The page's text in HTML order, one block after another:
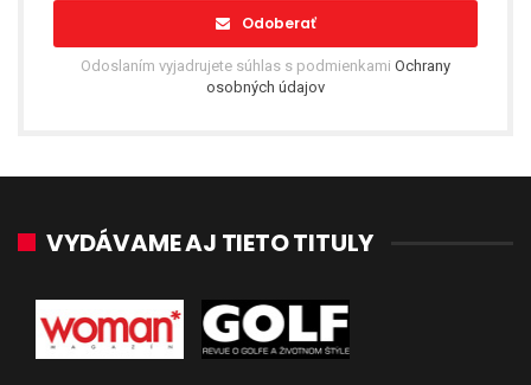
Odoberať
Odoslaním vyjadrujete súhlas s podmienkami Ochrany
osobných údajov
VYDÁVAME AJ TIETO TITULY